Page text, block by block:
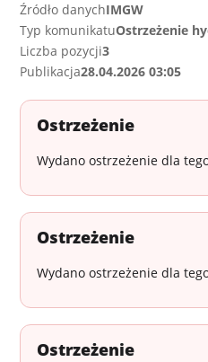
Źródło danychIMGW
Typ komunikatuOstrzeżenie
Liczba pozycji3
Publikacja28.04.2026 03:05
Ostrzeżenie
Wydano ostrzeżenie dla
Ostrzeżenie
Wydano ostrzeżenie dla
Ostrzeżenie